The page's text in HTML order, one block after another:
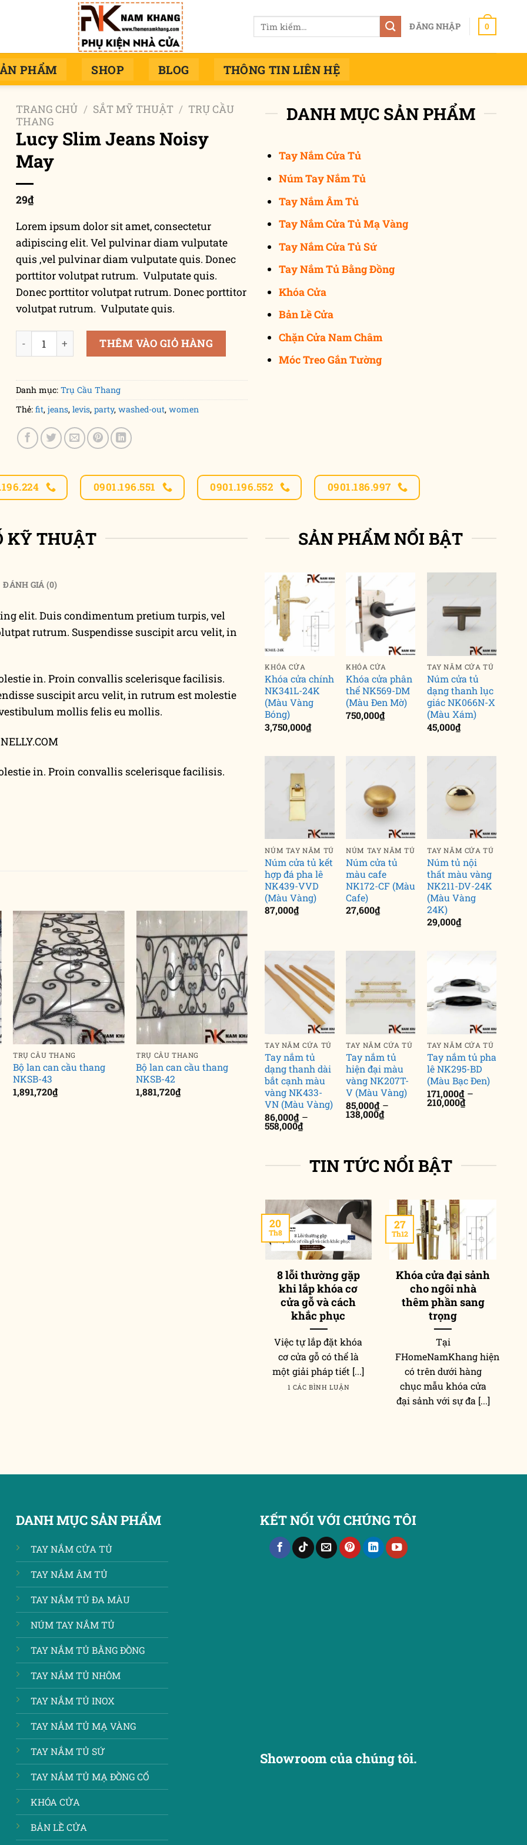
Tìm
kiếm:
ĐĂNG NHẬP 0
PHẨM SHOP BLOG THÔNG TIN LIÊN HỆ
TRANG CHỦ / SẮT MỸ THUẬT / TRỤ CẦU
THANG
Lucy Slim Jeans Noisy
May
29₫
Lorem ipsum dolor sit amet, consectetur
adipiscing elit. Vel pulvinar diam vulputate
quis ,vel pulvinar diam vulputate quis. Donec
porttitor volutpat rutrum. Vulputate quis.
Donec porttitor volutpat rutrum. Donec porttitor
volutpat rutrum. Vulputate quis.
Lucy Slim Jeans Noisy May số lượng
THÊM VÀO GIỎ HÀNG
Danh mục:Trụ Cầu Thang
Thẻ:fit,jeans,levis,party,washed-out,women
DANH MỤC SẢN PHẨM
Tay Nắm Cửa Tủ
Núm Tay Nắm Tủ
Tay Nắm Âm Tủ
Tay Nắm Cửa Tủ Mạ Vàng
Tay Nắm Cửa Tủ Sứ
Tay Nắm Tủ Bằng Đồng
Khóa Cửa
Bản Lề Cửa
Chặn Cửa Nam Châm
Móc Treo Gắn Tường
0901.196.551 0901.196.552 0901.186.997
KỸ THUẬT
ĐÁNH GIÁ (0)
elit. Duis condimentum pretium turpis, vel
rutrum. Suspendisse suscipit arcu velit, in
in. Proin convallis scelerisque facilisis.
suscipit arcu velit, in rutrum est molestie
mollis felis eu mollis.
in. Proin convallis scelerisque facilisis.
TRỤ CẦU THANG
Bộ lan can cầu thang
NKSB-43
1,891,720₫
TRỤ CẦU THANG
Bộ lan can cầu thang
NKSB-42
1,881,720₫
SẮT MỸ THUẬT
Bộ lan can cầu thang
NKSB-01 (Vật tư 1m)
1,128,340₫
SẢN PHẨM NỔI BẬT
KHÓA CỬA
Khóa cửa chính
NK341L-24K
(Màu Vàng
Bóng)
3,750,000₫
KHÓA CỬA
Khóa cửa phân
thể NK569-DM
(Màu Đen Mờ)
750,000₫
TAY NẮM CỬA TỦ
Núm cửa tủ
dạng thanh lục
giác NK066N-X
(Màu Xám)
45,000₫
NÚM TAY NẮM TỦ
Núm cửa tủ kết
hợp đá pha lê
NK439-VVD
(Màu Vàng)
87,000₫
NÚM TAY NẮM TỦ
Núm cửa tủ
màu cafe
NK172-CF (Màu
Cafe)
27,600₫
TAY NẮM CỬA TỦ
Núm tủ nội
thất màu vàng
NK211-DV-24K
(Màu Vàng
24K)
29,000₫
TAY NẮM CỬA TỦ
Tay nắm tủ
dạng thanh dài
bắt cạnh màu
vàng NK433-
VN (Màu Vàng)
86,000₫ –
558,000₫Khoảng
giá:
đến
558,000₫
TAY NẮM CỬA TỦ
Tay nắm tủ
hiện đại màu
vàng NK207T-
V (Màu Vàng)
85,000₫ –
138,000₫Khoảng
giá:
138,000₫
TAY NẮM CỬA TỦ
Tay nắm tủ pha
lê NK295-BD
(Màu Bạc Đen)
171,000₫ –
210,000₫Khoảng
giá:
TIN TỨC NỔI BẬT
8 lỗi thường gặp
khi lắp khóa cơ
cửa gỗ và cách
khắc phục
Việc tự lắp đặt khóa
cơ cửa gỗ có thể là
một giải pháp tiết [...]
1 CÁC BÌNH LUẬN
20
Th8
Khóa cửa đại sảnh
cho ngôi nhà
thêm phần sang
trọng
Tại
FHomeNamKhang hiện
có trên dưới hàng
chục mẫu khóa cửa
đại sảnh với sự đa [...]
27
Th12
DANH MỤC SẢN PHẨM
TAY NẮM CỬA TỦ
TAY NẮM ÂM TỦ
TAY NẮM TỦ ĐA MÀU
NÚM TAY NẮM TỦ
TAY NẮM TỦ BẰNG ĐỒNG
TAY NẮM TỦ NHÔM
TAY NẮM TỦ INOX
TAY NẮM TỦ MẠ VÀNG
TAY NẮM TỦ SỨ
TAY NẮM TỦ MẠ ĐỒNG CỔ
KHÓA CỬA
BẢN LỀ CỬA
KẾT NỐI VỚI CHÚNG TÔI
Showroom của chúng tôi.